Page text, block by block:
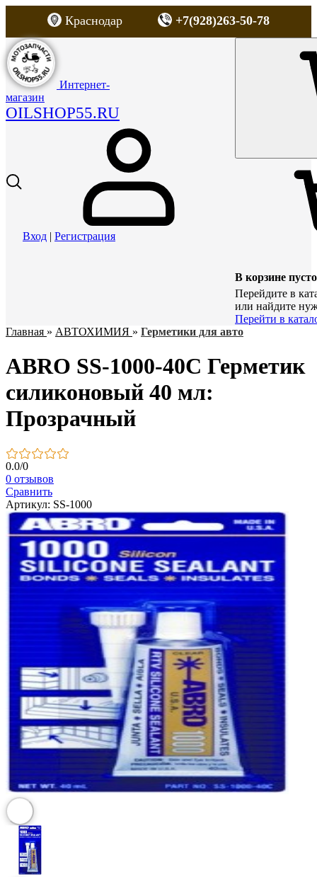
Краснодар +7(928)263-50-78
Интернет-
магазин
OILSHOP55.RU
Вход | Регистрация
В корзине пусто
Перейдите в
или найдите
Перейти в
Главная » АВТОХИМИЯ » Герметики для авто
ABRO SS-1000-40С Герметик
силиконовый 40 мл:
Прозрачный
0.0/0
0 отзывов
Сравнить
Артикул: SS-1000